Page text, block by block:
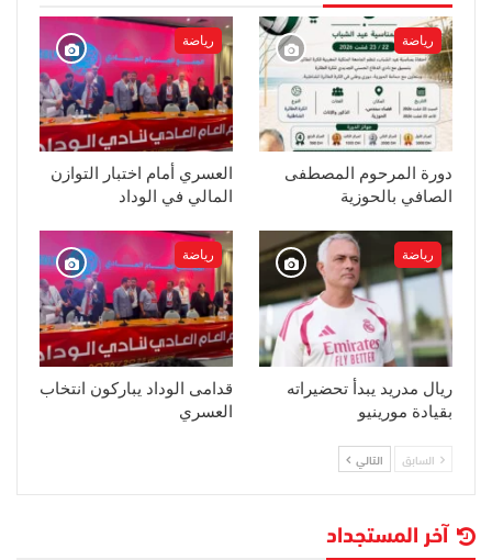
رياضة
دورة المرحوم المصطفى
الصافي بالحوزية
رياضة
العسري أمام اختبار التوازن
المالي في الوداد
رياضة
ريال مدريد يبدأ تحضيراته
بقيادة مورينيو
رياضة
قدامى الوداد يباركون انتخاب
العسري
السابق التالي
آخر المستجداد